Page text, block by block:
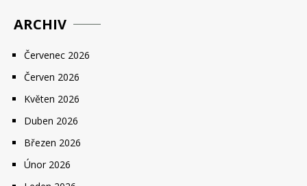
ARCHIV
Červenec 2026
Červen 2026
Květen 2026
Duben 2026
Březen 2026
Únor 2026